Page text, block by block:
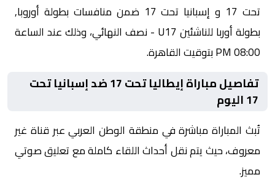
تحت 17 و إسبانيا تحت 17 ضمن منافسات بطولة أوروبا,
بطولة أوربا للناشئين U17 - نصف النهائي، وذلك عند الساعة
08:00 PM بتوقيت القاهرة.
تفاصيل مباراة إيطاليا تحت 17 ضد إسبانيا تحت
17 اليوم
تُبث المباراة مباشرة في منطقة الوطن العربي عبر قناة غير
معروف، حيث يتم نقل أحداث اللقاء كاملة مع تعليق صوتي
مميز.